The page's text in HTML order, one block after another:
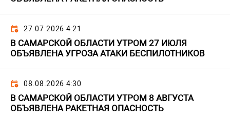
27.07.2026 4:21
В САМАРСКОЙ ОБЛАСТИ УТРОМ 27 ИЮЛЯ
ОБЪЯВЛЕНА УГРОЗА АТАКИ БЕСПИЛОТНИКОВ
08.08.2026 4:30
В САМАРСКОЙ ОБЛАСТИ УТРОМ 8 АВГУСТА
ОБЪЯВЛЕНА РАКЕТНАЯ ОПАСНОСТЬ